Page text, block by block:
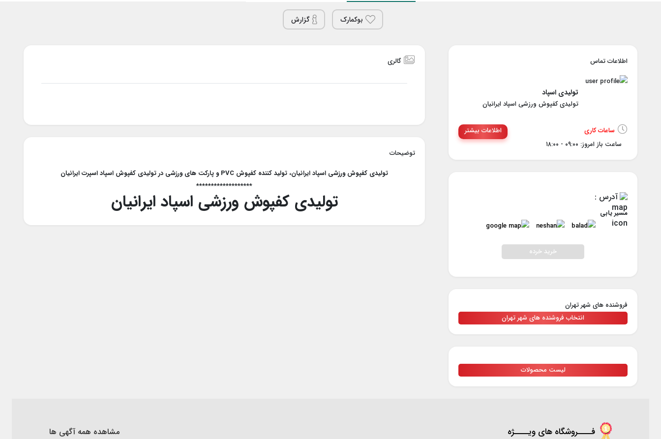
بوکمارک گزارش
اطلاعات تماس
تولیدی اسپاد
تولیدی کفپوش ورزشی اسپاد ایرانیان
ساعات کاری
ساعت باز امروز: ۰۹:۰۰ - ۱۸:۰۰
اطلاعات بیشتر
آدرس :
مسیر یابی
خرید خرده
فروشنده های شهر تهران
انتخاب فروشنده های شهر تهران
لیست محصولات
گالری
توضیحات
تولیدی کفپوش ورزشی اسپاد ایرانیان، تولید کننده کفپوش PVC و پارکت های ورزشی در تولیدی کفپوش اسپاد اسپرت ایرانیان
*******************
تولیدی کفپوش ورزشی اسپاد ایرانیان
فــــروشگاه های ویــــژه مشاهده همه آگهی ها